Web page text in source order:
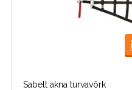
Sabelt akna turvavõrk